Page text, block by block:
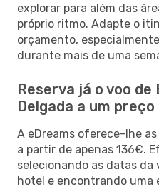
explorar para além das
próprio ritmo. Adapte o
orçamento,
durante mais de uma
Reserva já o voo
Delgada a um
A eDreams oferece-lhe
a partir de apenas 136€.
selecionando as datas da
hotel e encontrando